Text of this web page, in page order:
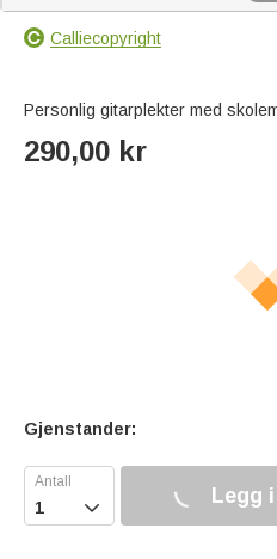
Calliecopyright
Personlig gitarplekter med
290,00 kr
Gjenstander:
 Legg